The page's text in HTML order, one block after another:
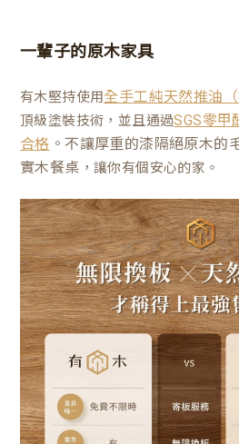
一輩子的原木家具
有木堅持使用全手工純天然推油（
頂級塗裝技術，並且通過SGS零甲
合格 。不讓厚重的漆隔絕原木的
實木餐桌 ，讓你有個安心的家。